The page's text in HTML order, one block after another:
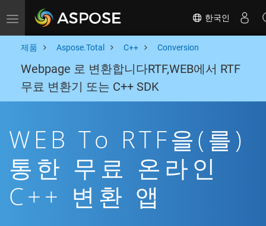
Toggle navigation 한국인
제품 Aspose.Total C++ Conversion
Webpage 로 변환합니다RTF,WEB에서 RTF
무료 변환기 또는 C++ SDK
WEB To RTF을(를)
통한 무료 온라인
C++ 변환 앱